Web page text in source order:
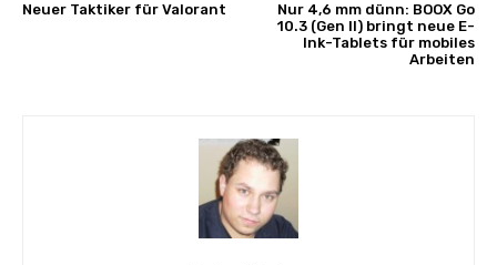
Neuer Taktiker für Valorant
Nur 4,6 mm dünn: BOOX Go
10.3 (Gen II) bringt neue E-
Ink-Tablets für mobiles
Arbeiten